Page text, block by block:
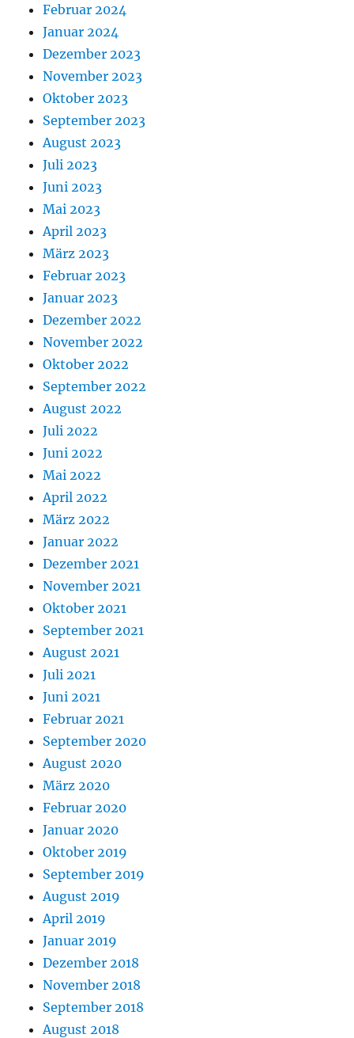
Februar 2024
Januar 2024
Dezember 2023
November 2023
Oktober 2023
September 2023
August 2023
Juli 2023
Juni 2023
Mai 2023
April 2023
März 2023
Februar 2023
Januar 2023
Dezember 2022
November 2022
Oktober 2022
September 2022
August 2022
Juli 2022
Juni 2022
Mai 2022
April 2022
März 2022
Januar 2022
Dezember 2021
November 2021
Oktober 2021
September 2021
August 2021
Juli 2021
Juni 2021
Februar 2021
September 2020
August 2020
März 2020
Februar 2020
Januar 2020
Oktober 2019
September 2019
August 2019
April 2019
Januar 2019
Dezember 2018
November 2018
September 2018
August 2018